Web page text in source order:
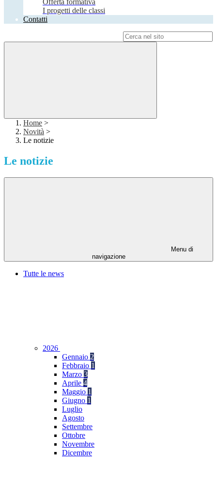
Offerta formativa
I progetti delle classi
Contatti
Home >
Novità >
Le notizie
Le notizie
Menu di
navigazione
Tutte le news
2026
Gennaio 2
Febbraio 1
Marzo 3
Aprile 4
Maggio 1
Giugno 1
Luglio
Agosto
Settembre
Ottobre
Novembre
Dicembre